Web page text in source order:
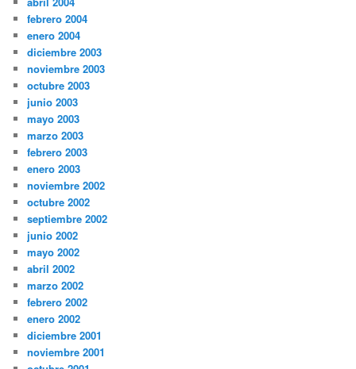
febrero 2004
enero 2004
diciembre 2003
noviembre 2003
octubre 2003
junio 2003
mayo 2003
marzo 2003
febrero 2003
enero 2003
noviembre 2002
octubre 2002
septiembre 2002
junio 2002
mayo 2002
abril 2002
marzo 2002
febrero 2002
enero 2002
diciembre 2001
noviembre 2001